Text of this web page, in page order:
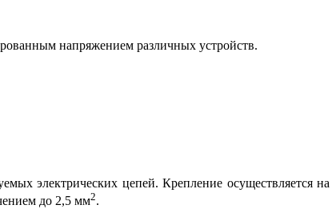
напряжением различных устройств.
электрических цепей. Крепление осуществляется на
до 2,5 мм2.